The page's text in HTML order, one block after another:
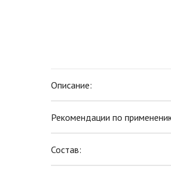
Описание:
Рекомендации по
Состав: